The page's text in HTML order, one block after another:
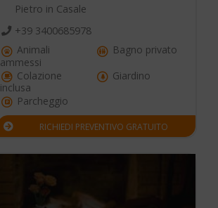
Pietro in Casale
+39 3400685978
Animali
ammessi
Bagno privato
Colazione
inclusa
Giardino
Parcheggio
RICHIEDI PREVENTIVO GRATUITO